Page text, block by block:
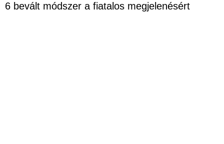
6 bevált módszer a fiatalos megjelenésért